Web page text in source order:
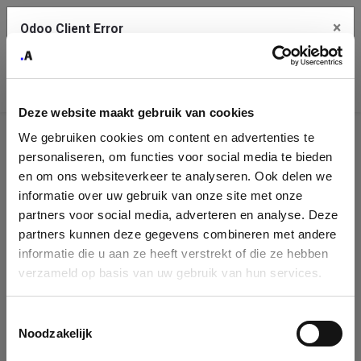
Deze website maakt gebruik van cookies
We gebruiken cookies om content en advertenties te
personaliseren, om functies voor social media te bieden
en om ons websiteverkeer te analyseren. Ook delen we
informatie over uw gebruik van onze site met onze
partners voor social media, adverteren en analyse. Deze
partners kunnen deze gegevens combineren met andere
informatie die u aan ze heeft verstrekt of die ze hebben
verzameld op basis van uw gebruik van hun services.
Noodzakelijk
Company
Identification
Please fill in your company details
You can search a company in our database by name, VAT or
enterprise ID. When a company is selected it will auto-complete the
form. If you don't find your company in our database, you can create
Odoo Client Error ×
service.
See details
Ok